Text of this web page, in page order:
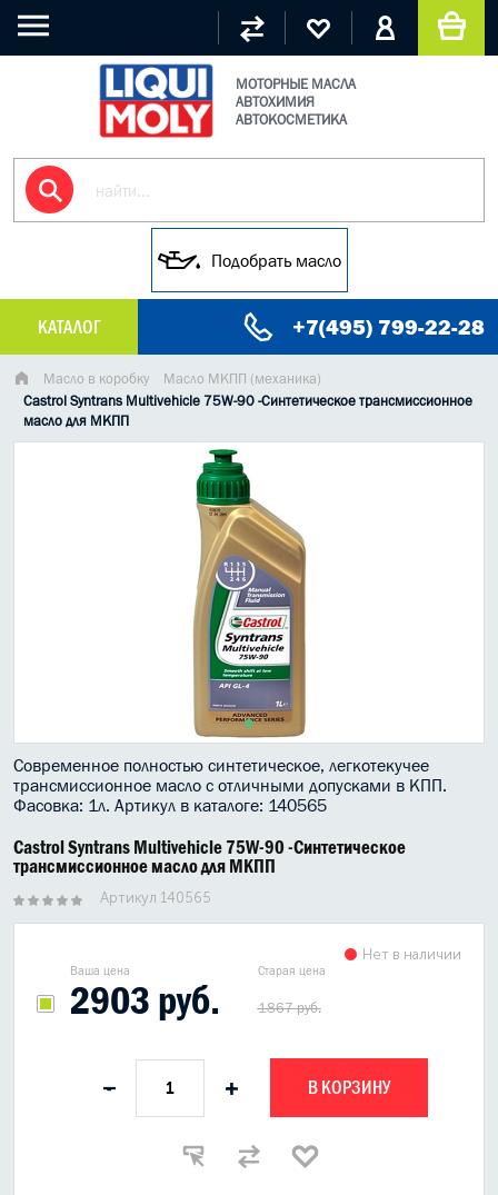
МОТОРНЫЕ МАСЛА
АВТОХИМИЯ
АВТОКОСМЕТИКА
Подобрать масло
КАТАЛОГ +7(495) 799-22-28
МАСЛО МОТОРНОЕ
ГРУЗОВЫЕ МАСЛА
АНТИФРИЗЫ СПЕЦЖИДКОСТИ
ПРИСАДКИ АВТОХИМИЯ
АВТО КОСМЕТИКА
МОТО МАСЛА
Масло в коробку
Масло МКПП (механика)
Castrol Syntrans Multivehicle 75W-90 -Синтетическое трансмиссионное
масло для МКПП
Современное полностью синтетическое, легкотекучее
трансмиссионное масло с отличными допусками в КПП.
Фасовка: 1л. Артикул в каталоге: 140565
Castrol Syntrans Multivehicle 75W-90 -Синтетическое
трансмиссионное масло для МКПП
Артикул 140565
Ваша цена Старая цена
2903 руб. 1867 руб.
Нет в наличии
- + В КОРЗИНУ